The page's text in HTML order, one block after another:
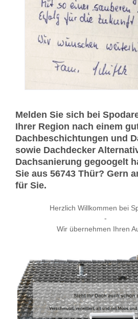
Melden Sie sich bei
Ihrer Region nach einem
Dachbeschichtungen und
sowie Dachdecker
Dachsanierung gegoogelt
Sie aus 56743 Thür? Gern
für Sie.
Herzlich Willkommen bei
-
Wir übernehmen Ihren